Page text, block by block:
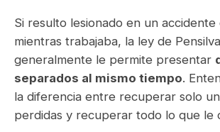
Si resulto lesionado en un accidente
mientras trabajaba, la ley de
generalmente le permite presentar
separados al mismo tiempo.
la diferencia entre recuperar solo
perdidas y recuperar todo lo que le